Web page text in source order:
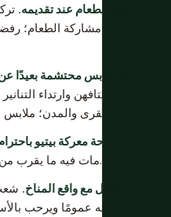
اقبل الطعام عند تقديمه.
مشاركة الطعام؛
ارتدِ ملابس محتشمة بعيدًا
تغطية أكتافهن وارتداء
زر ساحة معركة بيتيو
مات فيه ما يقرب من 6000 شخص في ثلاثة أيام.
تفاعل مع واقع المناخ.
وضعه عمومًا ويرحب